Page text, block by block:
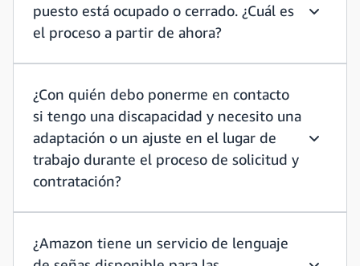
puesto está ocupado o cerrado. ¿Cuál es
el proceso a partir de ahora?
¿Con quién debo ponerme en contacto
si tengo una discapacidad y necesito una
adaptación o un ajuste en el lugar de
trabajo durante el proceso de solicitud y
contratación?
¿Amazon tiene un servicio de lenguaje